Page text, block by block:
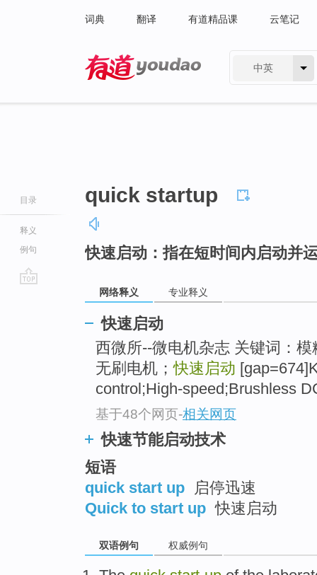
词典 翻译 有道精品课 云笔记
中英
目录
释义
例句
quick startup
快速启动：指在短时间内启动并
网络释义 专业释义
快速启动
西微所--微电机杂志 关键词：
无刷电机；快速启动
control;High-speed;Brushless
基于48个网页-相关网页
快速节能启动技术
短语
quick start up
启停迅速
Quick to start up 快速启动
双语例句 权威例句